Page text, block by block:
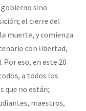
sino
el cierre del
muerte, y comienza
con libertad,
eso, en este 20
a todos los
que no están;
maestros,